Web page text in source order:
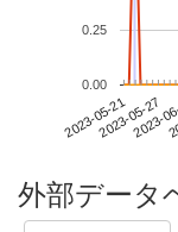
2023-05-212023-05-27
2023-
0.00
0.25
外部データ